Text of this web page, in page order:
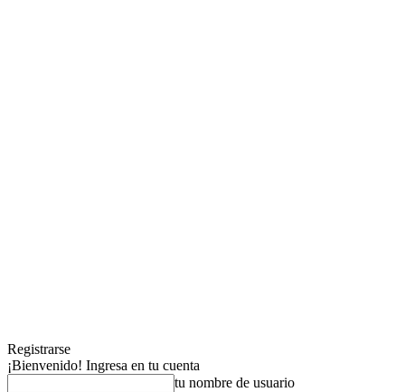
Registrarse
¡Bienvenido! Ingresa en tu cuenta
tu nombre de usuario